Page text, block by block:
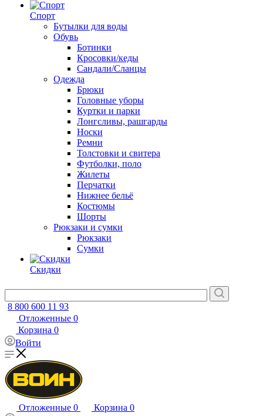
Спорт
Бутылки для воды
Обувь
Ботинки
Кросовки/кеды
Сандали/Сланцы
Одежда
Брюки
Головные уборы
Куртки и парки
Лонгсливы, рашгарды
Носки
Ремни
Толстовки и свитера
Футболки, поло
Жилеты
Перчатки
Нижнее бельё
Костюмы
Шорты
Рюкзаки и сумки
Рюкзаки
Сумки
Скидки
8 800 600 11 93
Отложенные 0
Корзина 0
Войти
Отложенные 0 Корзина 0